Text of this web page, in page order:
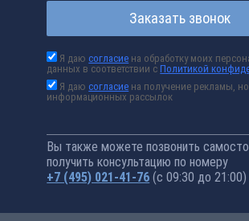
Заказать звонок
Я даюсогласие на обработку моих
данных в соответствии сПолитикой
Я даюсогласие на получение рекламы,
информационных рассылок
Вы также можете позвонить
получить консультацию по номеру
+7 (495) 021-41-76 (с 09:30 до 21:00)